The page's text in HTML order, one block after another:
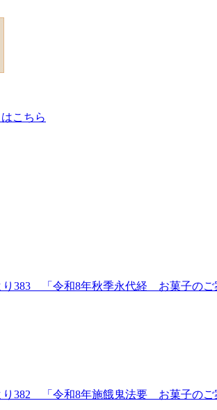
り383 「令和8年秋季永代経 お菓子のご
り382 「令和8年施餓鬼法要 お菓子のご